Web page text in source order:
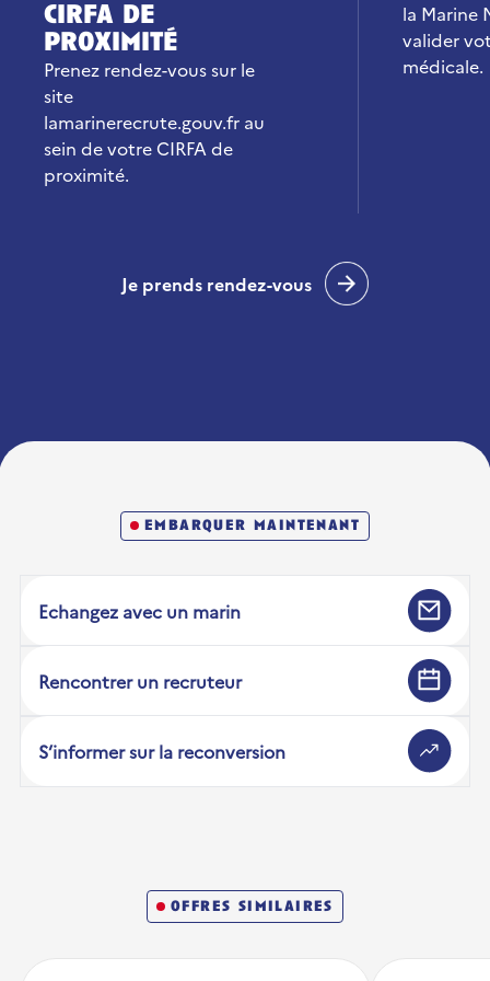
cirfa de
proximité
Prenez rendez-vous sur le
site
lamarinerecrute.gouv.fr au
sein de votre CIRFA de
proximité.
la Marine
valider
médicale.
Je prends rendez-vous
embarquer maintenant
Echangez avec un marin
Rencontrer un recruteur
S’informer sur la reconversion
offres similaires